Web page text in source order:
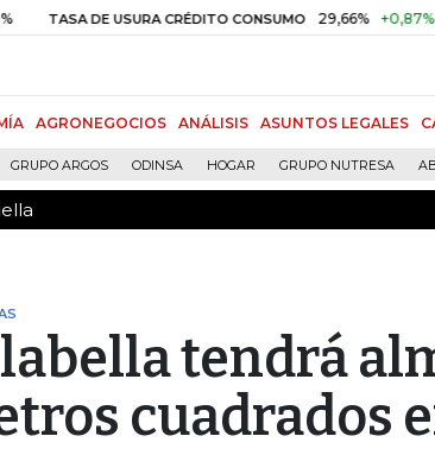
DE USURA CRÉDITO CONSUMO 29,66% +0,87% +3,02%
AGRONEGOCIOS ANÁLISIS ASUNTOS LEGALES
GRUPO ARGOS ODINSA HOGAR GRUPO NUTRESA
tendrá
cuadrados